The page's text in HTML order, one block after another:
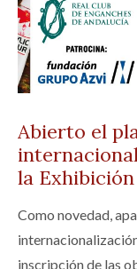
Abierto el
la
Como novedad,
inscripción de las